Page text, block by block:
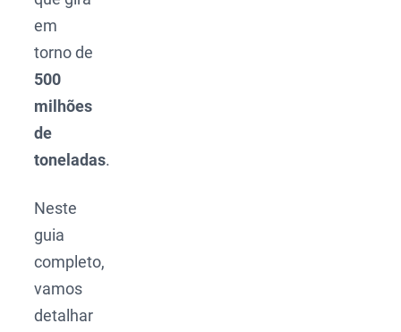
em
torno de
500
milhões
de
toneladas.
Neste
guia
completo,
vamos
detalhar